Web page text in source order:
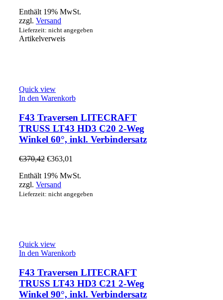
Enthält 19% MwSt.
zzgl. Versand
Lieferzeit: nicht angegeben
Artikelverweis
Quick view
In den Warenkorb
F43 Traversen LITECRAFT
TRUSS LT43 HD3 C20 2-Weg
Winkel 60°, inkl. Verbindersatz
€370,42 €363,01
Enthält 19% MwSt.
zzgl. Versand
Lieferzeit: nicht angegeben
Quick view
In den Warenkorb
F43 Traversen LITECRAFT
TRUSS LT43 HD3 C21 2-Weg
Winkel 90°, inkl. Verbindersatz